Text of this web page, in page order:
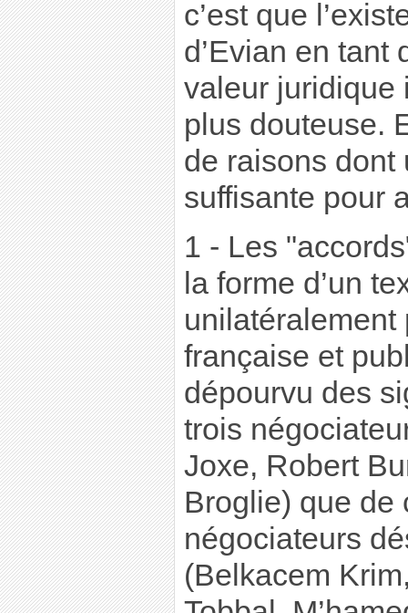
c’est que
d’Evian en tant
valeur juridique
plus douteuse.
de raisons dont
suffisante pour
1 - Les
la forme d’un
unilatéralement
française et
dépourvu des
trois
Joxe, Robert
Broglie) que de
négociateurs
(Belkacem